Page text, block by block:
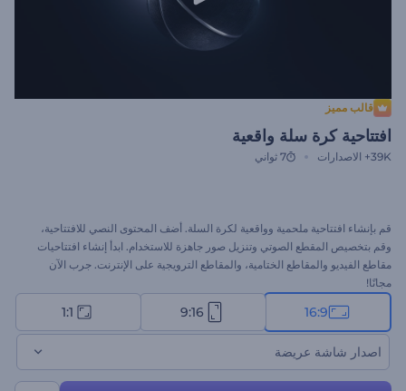
قالب مميز
افتتاحية كرة سلة واقعية
39K+ الاصدارات 7 ثواني
قم بإنشاء افتتاحية ملحمية وواقعية لكرة السلة. أضف المحتوى النصي للافتتاحية،
وقم بتخصيص المقطع الصوتي وتنزيل صور جاهزة للاستخدام. ابدأ إنشاء افتتاحيات
مقاطع الفيديو والمقاطع الختامية، والمقاطع الترويجية على الإنترنت. جرب الآن
مجانًا!
16:9
9:16
1:1
اصدار شاشة عريضة